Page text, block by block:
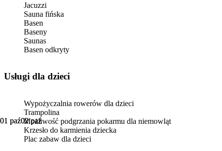
01 paź02 paź
01 paź02 paź
Jacuzzi
Sauna fińska
Basen
Baseny
Saunas
Basen odkryty
usługi dla dzieci
Wypożyczalnia rowerów dla dzieci
Trampolina
Możliwość podgrzania pokarmu dla niemowląt
Krzesło do karmienia dziecka
Plac zabaw dla dzieci